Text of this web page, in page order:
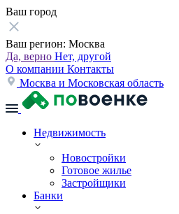
Ваш город
Ваш регион: Москва
Да, верно Нет, другой
О компании Контакты
Москва и Московская область
Недвижимость
Новостройки
Готовое жилье
Застройщики
Банки